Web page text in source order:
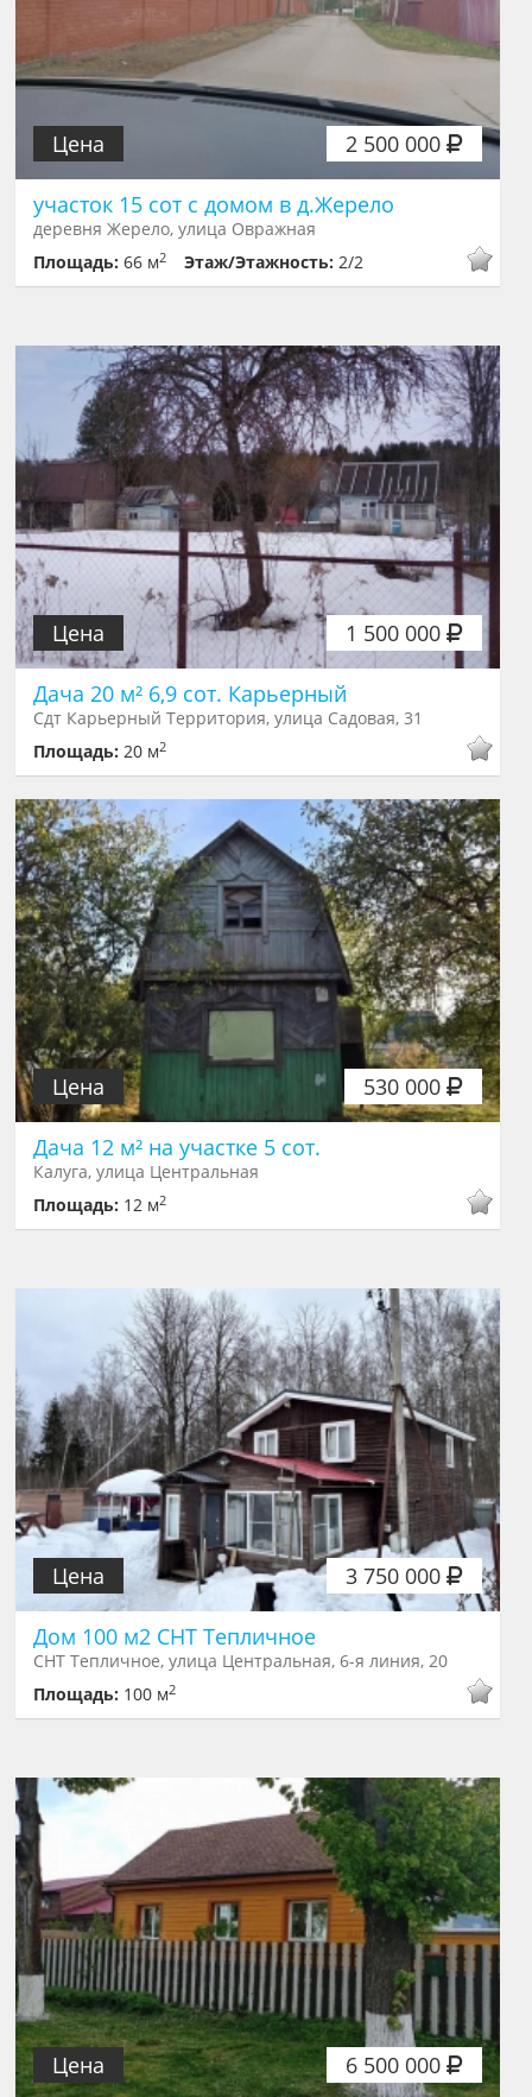
2 500 000
Цена
участок 15 сот с домом в д.Жерело
деревня Жерело, улица Овражная
Площадь:66 м2 Этаж/Этажность:2/2
1 500 000
Цена
Дача 20 м² 6,9 сот. Карьерный
Сдт Карьерный Территория, улица Садовая, 31
Площадь:20 м2
530 000
Цена
Дача 12 м² на участке 5 сот.
Калуга, улица Центральная
Площадь: 12 м2
3 750 000
Цена
Дом 100 м2 СНТ Тепличное
СНТ Тепличное, улица Центральная, 6-я линия, 20
Площадь: 100 м2
6 500 000
Цена